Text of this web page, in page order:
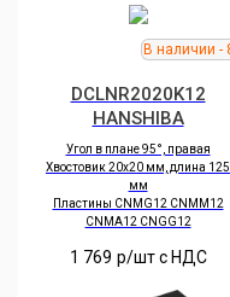
DCLNR2020K12
HANSHIBA
Угол в плане 95°, правая
Хвостовик 20х20 мм, длина 125
мм
Пластины CNMG12 CNMM12
CNMA12 CNGG12
1 769 р/шт c НДС